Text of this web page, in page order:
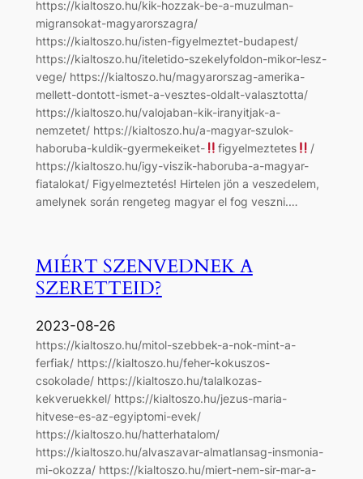
https://kialtoszo.hu/kik-hozzak-be-a-muzulman-
migransokat-magyarorszagra/
https://kialtoszo.hu/isten-figyelmeztet-budapest/
https://kialtoszo.hu/iteletido-szekelyfoldon-mikor-lesz-
vege/ https://kialtoszo.hu/magyarorszag-amerika-
mellett-dontott-ismet-a-vesztes-oldalt-valasztotta/
https://kialtoszo.hu/valojaban-kik-iranyitjak-a-
nemzetet/ https://kialtoszo.hu/a-magyar-szulok-
haboruba-kuldik-gyermekeiket-
figyelmeztetes
/
https://kialtoszo.hu/igy-viszik-haboruba-a-magyar-
fiatalokat/ Figyelmeztetés! Hirtelen jön a veszedelem,
amelynek során rengeteg magyar el fog veszni.…
MIÉRT SZENVEDNEK A
SZERETTEID?
2023-08-26
https://kialtoszo.hu/mitol-szebbek-a-nok-mint-a-
ferfiak/ https://kialtoszo.hu/feher-kokuszos-
csokolade/ https://kialtoszo.hu/talalkozas-
kekveruekkel/ https://kialtoszo.hu/jezus-maria-
hitvese-es-az-egyiptomi-evek/
https://kialtoszo.hu/hatterhatalom/
https://kialtoszo.hu/alvaszavar-almatlansag-insmonia-
mi-okozza/ https://kialtoszo.hu/miert-nem-sir-mar-a-